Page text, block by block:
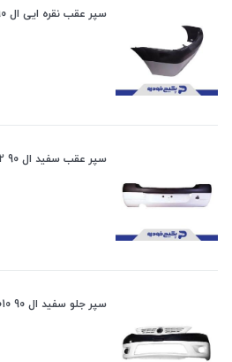
سپر عقب نقره ایی ال 90 10013 امیران
سپر عقب سفید ال 90 10012 امیران
سپر جلو سفید ال 90 10010 امیران